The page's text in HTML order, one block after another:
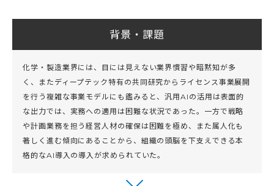
背景・課題
化学・製造業界には、目には見えない業界慣習や暗黙知が多
く、またディープテック特有の共同研究からライセンス事業展開
を行う複雑な事業モデルにも鑑みると、汎用AIの活用は表面的
な出力では、実務への適用は困難な状況であった。一方で戦略
や計画業務を担う経営人材の確保は困難を極め、また属人化も
著しく進む傾向にあることから、組織の頭脳を下支えできる本
格的なAI導入の導入が求められていた。